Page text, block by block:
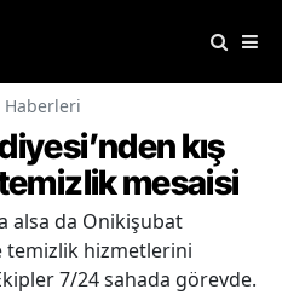
Haberleri
kış
mesaisi
alsa da Onikişubat
temizlik hizmetlerini
7/24 sahada görevde.